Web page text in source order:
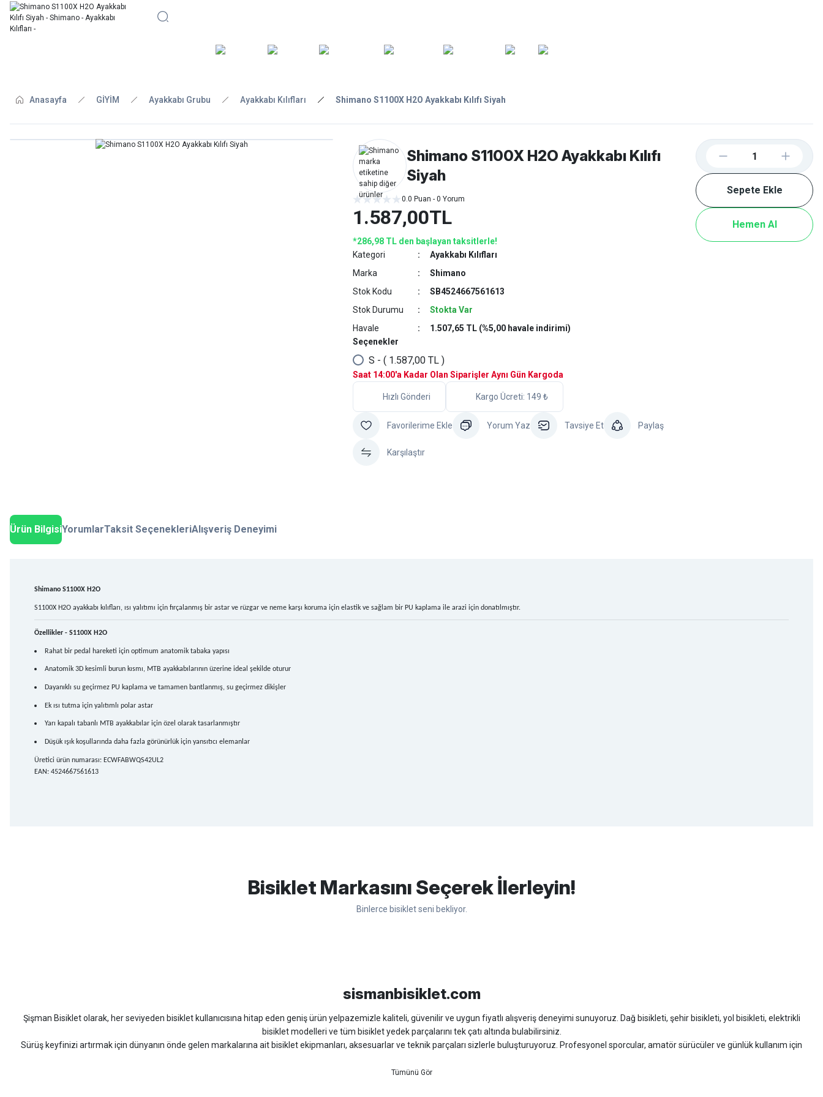
BİSİKLET AKSESUARLAR ASKI/TAŞIMA TAMİR/BAKIM GİYİM
Anasayfa GİYİM Ayakkabı Grubu Ayakkabı Kılıfları Shimano S1100X H2O Ayakkabı Kılıfı Siyah
Shimano S1100X H2O Ayakkabı Kılıfı
Siyah
0.0 Puan - 0 Yorum
1.587,00TL
*286,98 TL den başlayan taksitlerle!
Kategori
Ayakkabı Kılıfları
Marka
Shimano
Stok Kodu
SB4524667561613
Stok Durumu
Stokta Var
Havale
1.507,65 TL (%5,00 havale indirimi)
Saat 14:00'a Kadar Olan Siparişler Aynı Gün Kargoda
Seçenekler
S - ( 1.587,00 TL )
Hızlı Gönderi Kargo Ücreti: 149 ₺
Yorum Yaz Tavsiye Et Paylaş
Karşılaştır
Sepete Ekle
Hemen Al
Ürün BilgisiYorumlarTaksit SeçenekleriAlışveriş Deneyimi
Shimano S1100X H2O
S1100X H2O ayakkabı kılıfları, ısı yalıtımı için fırçalanmış bir astar ve rüzgar ve neme karşı koruma için elastik ve sağlam bir PU kaplama ile arazi için donatılmıştır.
Özellikler - S1100X H2O
Rahat bir pedal hareketi için optimum anatomik tabaka yapısı
Anatomik 3D kesimli burun kısmı, MTB ayakkabılarının üzerine ideal şekilde oturur
Dayanıklı su geçirmez PU kaplama ve tamamen bantlanmış, su geçirmez dikişler
Ek ısı tutma için yalıtımlı polar astar
Yarı kapalı tabanlı MTB ayakkabılar için özel olarak tasarlanmıştır
Düşük ışık koşullarında daha fazla görünürlük için yansıtıcı elemanlar
Üretici ürün numarası: ECWFABWQS42UL2
EAN: 4524667561613
Uygun olursa alacağım
Hüseyin Akıncı | 14/07/2026
Bisiklet Markasını Seçerek İlerleyin!
Binlerce bisiklet seni bekliyor.
sismanbisiklet.com
Şişman Bisiklet olarak, her seviyeden bisiklet kullanıcısına hitap eden geniş ürün yelpazemizle kaliteli, güvenilir ve uygun fiyatlı alışveriş deneyimi sunuyoruz. Dağ bisikleti, şehir bisikleti, yol bisikleti, elektrikli
bisiklet modelleri ve tüm bisiklet yedek parçalarını tek çatı altında bulabilirsiniz.
Sürüş keyfinizi artırmak için dünyanın önde gelen markalarına ait bisiklet ekipmanları, aksesuarlar ve teknik parçaları sizlerle buluşturuyoruz. Profesyonel sporcular, amatör sürücüler ve günlük kullanım için
Hızlı kargo, güvenli ödeme seçenekleri, satış sonrası teknik destek ve müşteri memnuniyeti odaklı hizmet anlayışımız sayesinde bisiklet alışverişinizi güvenle gerçekleştirebilirsiniz.